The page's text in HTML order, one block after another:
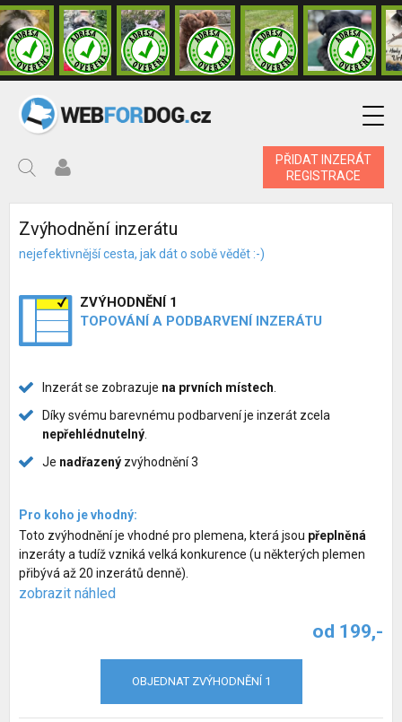
PŘIDAT INZERÁT
REGISTRACE
Zvýhodnění inzerátu
nejefektivnější cesta, jak dát o sobě vědět :-)
ZVÝHODNĚNÍ 1
TOPOVÁNÍ A PODBARVENÍ INZERÁTU
Inzerát se zobrazuje na prvních místech
Díky svému barevnému podbarvení je inzerát zcela
nepřehlédnutelný
Je nadřazený zvýhodnění 3
Pro koho je vhodný:
Toto zvýhodnění je vhodné pro plemena, která jsou přeplněná
inzeráty a tudíž vzniká velká konkurence (u některých plemen
přibývá až 20 inzerátů denně).
zobrazit náhled
od 199,-
OBJEDNAT ZVÝHODNĚNÍ 1